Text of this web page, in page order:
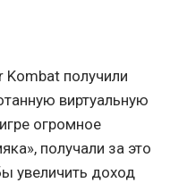
Kombat получили
виртуальную
огромное
получали за это
увеличить доход